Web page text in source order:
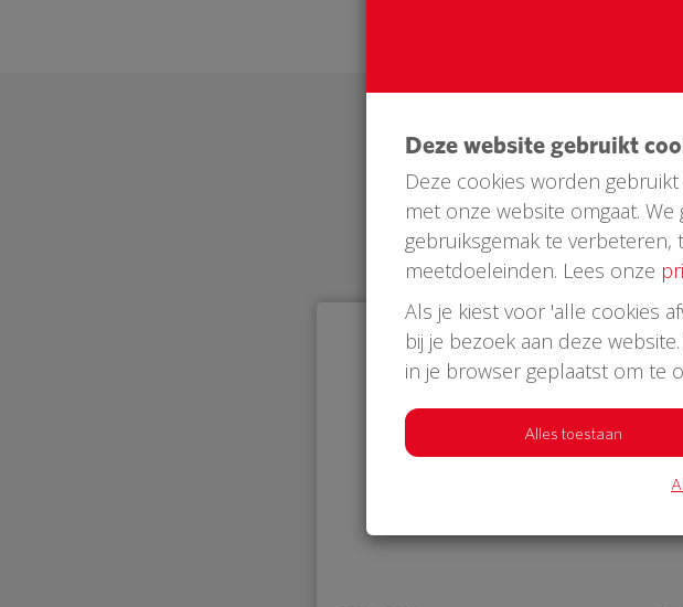
€ 29,50
Deze website gebruikt
Deze cookies worden
met onze website omgaat.
gebruiksgemak te
meetdoeleinden. Lees onze
Als je kiest voor 'alle cookies
bij je bezoek aan deze
in je browser geplaatst om te
Alles toestaan